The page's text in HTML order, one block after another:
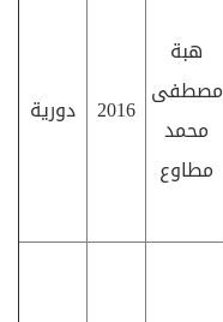
هبة
مصطفى
محمد
مطاوع
2016 دورية